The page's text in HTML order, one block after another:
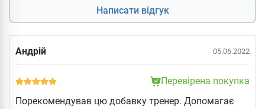
Написати відгук
Андрій 05.06.2022
Перевірена покупка
Порекомендував цю добавку тренер. Допомагає